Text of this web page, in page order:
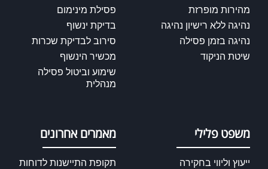
מהירות מופרזת
נהיגה ללא רישיון נהיגה
נהיגה בזמן פסילה
שיטת הניקוד
פסילת מינימום
בדיקת ינשוף
סירוב לבדיקת שכרות
מכשיר הינשוף
שימוע וביטול פסילה
מנהלית
משפט פלילי
ייעוץ וליווי בחקירה
מאמרים אחרונים
תקופת התיישנות לדוחות